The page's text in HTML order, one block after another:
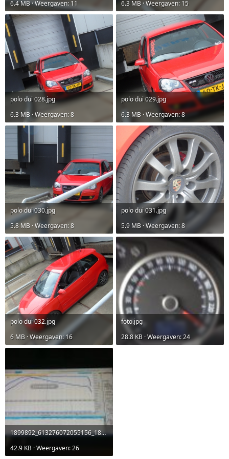
6.4 MB · Weergaven: 11 6.3 MB · Weergaven: 15
polo dui 028.jpg
6.3 MB · Weergaven: 8
polo dui 029.jpg
6.3 MB · Weergaven: 8
polo dui 030.jpg
5.8 MB · Weergaven: 8
polo dui 031.jpg
5.9 MB · Weergaven: 8
polo dui 032.jpg
6 MB · Weergaven: 16
foto.jpg
28.8 KB · Weergaven: 24
1899892_613276072055156_1803428297_n.jpg
42.9 KB · Weergaven: 26